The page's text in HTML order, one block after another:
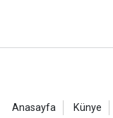
Anasayfa Künye